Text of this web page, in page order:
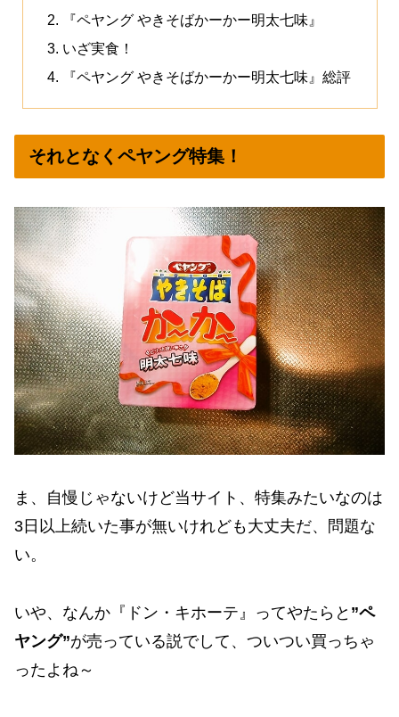
『ペヤング やきそばかーかー明太七味』
いざ実食！
『ペヤング やきそばかーかー明太七味』総評
それとなくペヤング特集！
ま、自慢じゃないけど当サイト、特集みたいなのは
3日以上続いた事が無いけれども大丈夫だ、問題な
い。
いや、なんか『ドン・キホーテ』ってやたらと ”ペ
ヤング”が売っている説でして、ついつい買っちゃ
ったよね～